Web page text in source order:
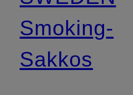
Smoking-
Sakkos